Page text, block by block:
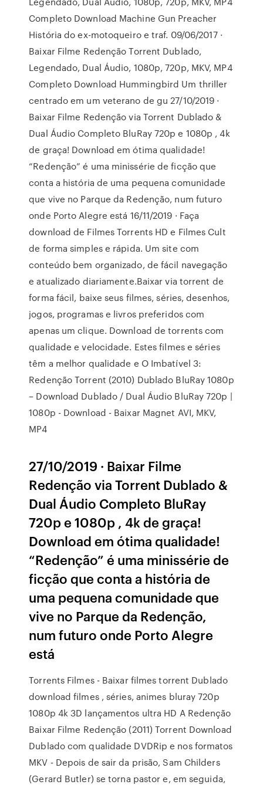
Completo Download Machine Gun Preacher
História do ex-motoqueiro e traf. 09/06/2017 ·
Baixar Filme Redenção Torrent Dublado,
Legendado, Dual Áudio, 1080p, 720p, MKV, MP4
Completo Download Hummingbird Um thriller
centrado em um veterano de gu 27/10/2019 ·
Baixar Filme Redenção via Torrent Dublado &
Dual Áudio Completo BluRay 720p e 1080p , 4k
de graça! Download em ótima qualidade!
“Redenção” é uma minissérie de ficção que
conta a história de uma pequena comunidade
que vive no Parque da Redenção, num futuro
onde Porto Alegre está 16/11/2019 · Faça
download de Filmes Torrents HD e Filmes Cult
de forma simples e rápida. Um site com
conteúdo bem organizado, de fácil navegação
e atualizado diariamente.Baixar via torrent de
forma fácil, baixe seus filmes, séries, desenhos,
jogos, programas e livros preferidos com
apenas um clique. Download de torrents com
qualidade e velocidade. Estes filmes e séries
têm a melhor qualidade e O Imbatível 3:
Redenção Torrent (2010) Dublado BluRay 1080p
– Download Dublado / Dual Áudio BluRay 720p |
1080p - Download - Baixar Magnet AVI, MKV,
MP4
27/10/2019 · Baixar Filme
Redenção via Torrent Dublado &
Dual Áudio Completo BluRay
720p e 1080p , 4k de graça!
Download em ótima qualidade!
“Redenção” é uma minissérie de
ficção que conta a história de
uma pequena comunidade que
vive no Parque da Redenção,
num futuro onde Porto Alegre
está
Torrents Filmes - Baixar filmes torrent Dublado
download filmes , séries, animes bluray 720p
1080p 4k 3D lançamentos ultra HD A Redenção
Baixar Filme Redenção (2011) Torrent Download
Dublado com qualidade DVDRip e nos formatos
MKV - Depois de sair da prisão, Sam Childers
(Gerard Butler) se torna pastor e, em seguida,